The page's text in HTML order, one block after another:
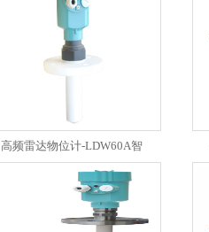
高频雷达物位计-LDW60A智